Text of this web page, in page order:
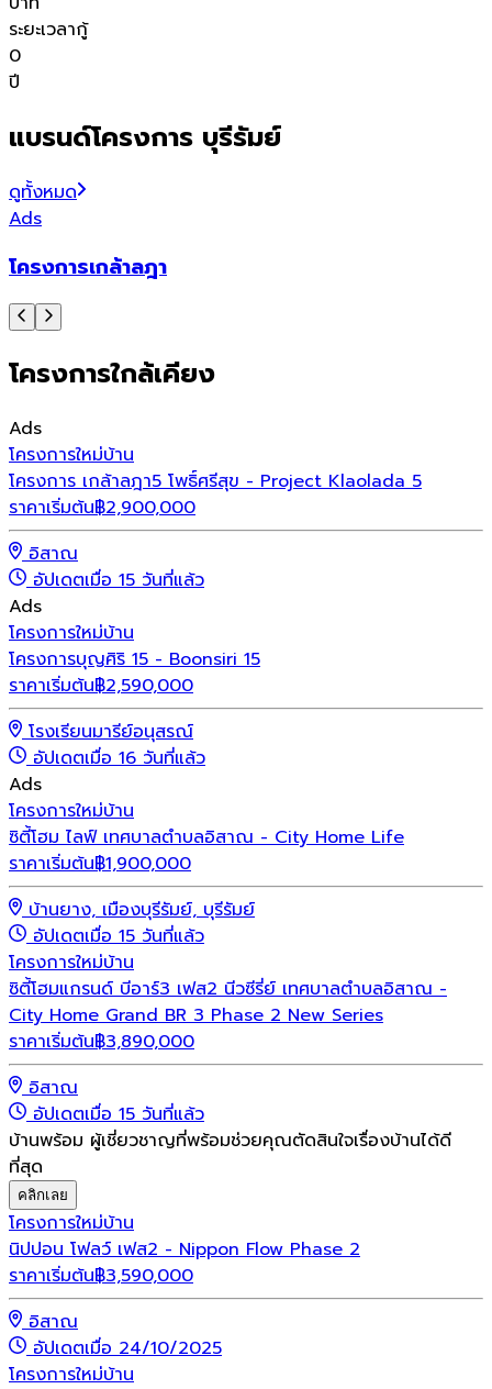
ระยะเวลากู้
0
ปี
แบรนด์โครงการ บุรีรัมย์
ดูทั้งหมด
Ads
โครงการเกล้าลฎา
โครงการใกล้เคียง
Ads
โครงการใหม่บ้าน
โครงการ เกล้าลฎา5 โพธิ์ศรีสุข - Project Klaolada 5
ราคาเริ่มต้น฿2,900,000
อิสาณ
อัปเดตเมื่อ 15 วันที่แล้ว
Ads
โครงการใหม่บ้าน
โครงการบุญศิริ 15 - Boonsiri 15
ราคาเริ่มต้น฿2,590,000
โรงเรียนมารีย์อนุสรณ์
อัปเดตเมื่อ 16 วันที่แล้ว
Ads
โครงการใหม่บ้าน
ซิตี้โฮม ไลฟ์ เทศบาลตำบลอิสาณ - City Home Life
ราคาเริ่มต้น฿1,900,000
บ้านยาง, เมืองบุรีรัมย์, บุรีรัมย์
อัปเดตเมื่อ 15 วันที่แล้ว
โครงการใหม่บ้าน
ซิตี้โฮมแกรนด์ บีอาร์3 เฟส2 นีวซีรี่ย์ เทศบาลตำบลอิสาณ -
City Home Grand BR 3 Phase 2 New Series
ราคาเริ่มต้น฿3,890,000
อิสาณ
อัปเดตเมื่อ 15 วันที่แล้ว
บ้านพร้อม ผู้เชี่ยวชาญที่พร้อมช่วยคุณตัดสินใจเรื่องบ้านได้ดี
ที่สุด
คลิกเลย
โครงการใหม่บ้าน
นิปปอน โฟลว์ เฟส2 - Nippon Flow Phase 2
ราคาเริ่มต้น฿3,590,000
อิสาณ
อัปเดตเมื่อ 24/10/2025
โครงการใหม่บ้าน